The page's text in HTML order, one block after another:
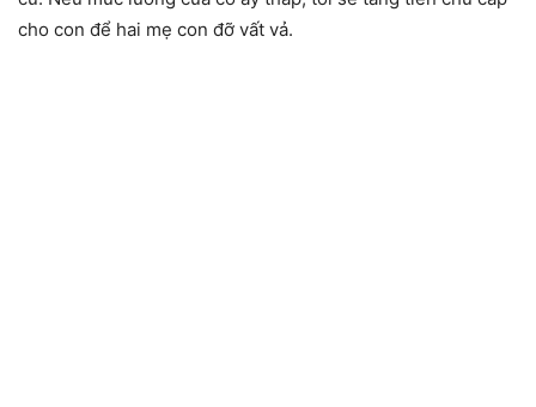
cho con để hai mẹ con đỡ vất vả.